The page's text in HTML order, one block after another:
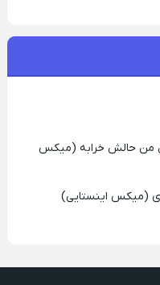
من حالش خرابه (میکس
(میکس اینستایی)